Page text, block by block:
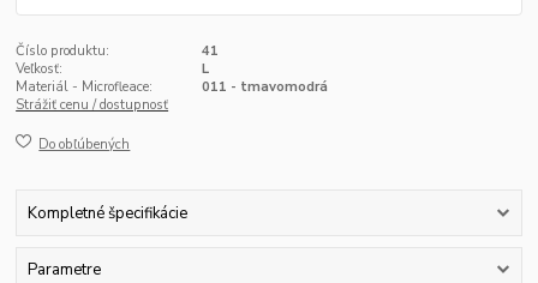
Číslo produktu:
41
Veľkosť:
L
Materiál - Microfleace:
011 - tmavomodrá
Strážiť cenu / dostupnosť
Do obľúbených
Kompletné špecifikácie
Parametre